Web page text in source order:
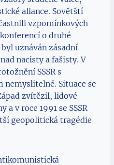
aliance. Sovětští
vzpomínkových
o druhé
uznáván zásadní
nacisty a fašisty. V
SSSR s
nemyslitelné. Situace se
zvítězil, lidové
v roce 1991 se SSSR
geopolitická tragédie